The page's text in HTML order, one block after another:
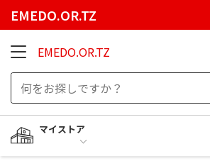
EMEDO.OR.TZ
EMEDO.OR.TZ
マイストア